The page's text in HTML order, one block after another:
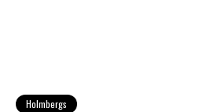
Holmbergs